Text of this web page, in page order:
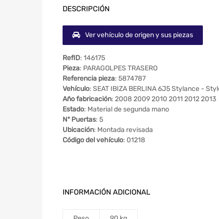
DESCRIPCIÓN
Ver vehículo de origen y sus piezas
RefID: 146175
Pieza: PARAGOLPES TRASERO
Referencia pieza: 5874787
Vehículo: SEAT IBIZA BERLINA 6J5 Stylance -
Año fabricación: 2008 2009 2010 2011 2012 2013
Estado: Material de segunda mano
Nº Puertas: 5
Ubicación: Montada revisada
Código del vehículo: 01218
INFORMACIÓN ADICIONAL